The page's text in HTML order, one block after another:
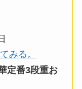
みる。
定番3段重お